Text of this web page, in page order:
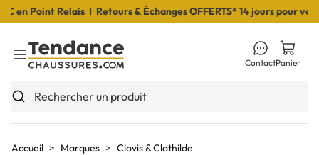
en Point Relais I Retours & Échanges OFFERTS* 14 jours pour
Toggle Menu
Rechercher un produit
ContactPanier
Accueil Marques Clovis & Clothilde